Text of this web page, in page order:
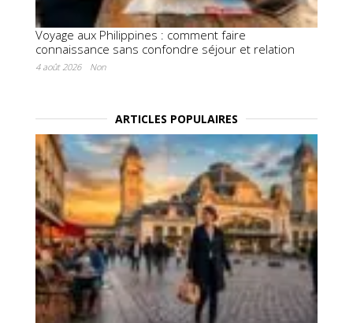
Voyage aux Philippines : comment faire
connaissance sans confondre séjour et relation
4 août 2026 Non
ARTICLES POPULAIRES